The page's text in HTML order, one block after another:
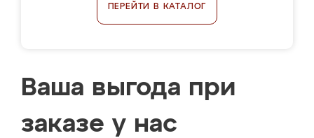
ПЕРЕЙТИ В КАТАЛОГ
Ваша выгода при
заказе у нас